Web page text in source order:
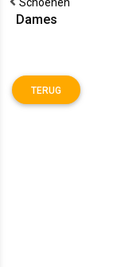
Dames
TERUG